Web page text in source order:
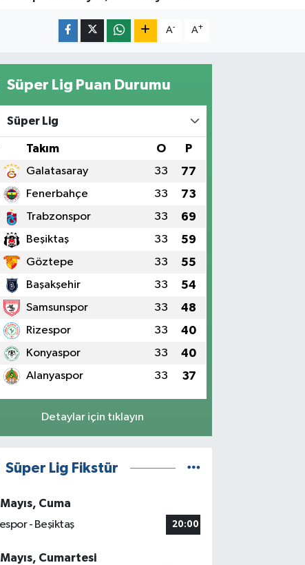
A- A+
Süper Lig Puan Durumu
Süper Lig
Takım O P
Galatasaray 33 77
Fenerbahçe 33 73
Trabzonspor 33 69
Beşiktaş 33 59
Göztepe 33 55
Başakşehir 33 54
Samsunspor 33 48
Rizespor 33 40
Konyaspor 33 40
Alanyaspor 33 37
Detaylar için tıklayın
Süper Lig Fikstür
Cuma
- Beşiktaş
20:00
Cumartesi